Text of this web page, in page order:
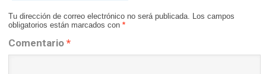
Tu dirección de correo electrónico no será publicada. Los campos
obligatorios están marcados con *
Comentario *